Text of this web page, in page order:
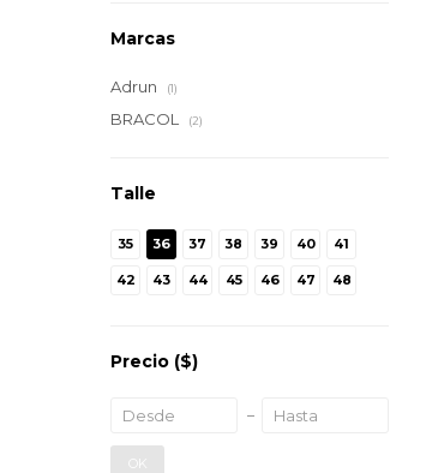
Marcas
Adrun (1)
BRACOL (2)
Talle
35 36 37 38 39 40 41
42 43 44 45 46 47 48
Precio ($)
OK